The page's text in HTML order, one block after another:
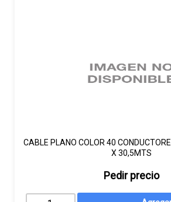
CABLE PLANO COLOR 40
X 30,5MTS
Pedir precio